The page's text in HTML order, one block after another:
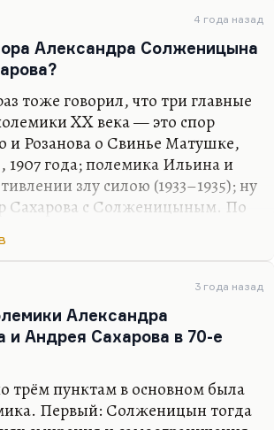
быть устроена политика. Во
в полемике Солженицына и
прогрессе и интеллектуальной
на стороне Сахарова. И считаю,
— это очень здоровые
годов, более здоровые, чем
советского строя,…
4 года назад
Александра Солженицына
тоже говорил, что три главные
XX века — это спор
и Розанова о Свинье Матушке,
1907 года; полемика Ильина и
злу силою (1933–1935); ну
Сахарова с Солженицыным. По
очередного поражения
Как всегда, повторяются и
точно. Коллективные
«Смена вех», «Из-под глыб».
самоограничения,
в адрес интеллигенции.
не думает ни о смирении, ни о
3 года назад
Александра
Андрея Сахарова в 70-е
трём пунктам в основном была
Первый: Солженицын тогда